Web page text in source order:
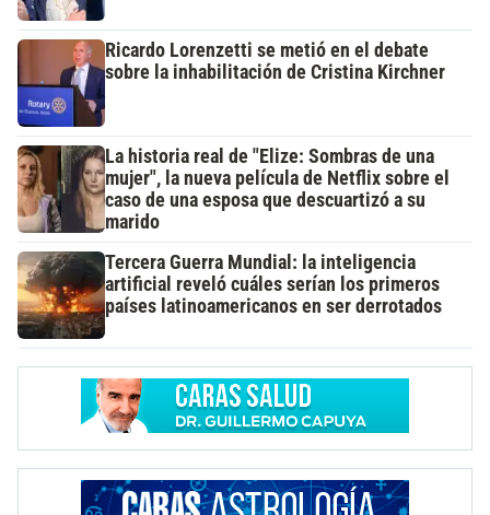
Ricardo Lorenzetti se metió en el debate
sobre la inhabilitación de Cristina Kirchner
La historia real de "Elize: Sombras de una
mujer", la nueva película de Netflix sobre el
caso de una esposa que descuartizó a su
marido
Tercera Guerra Mundial: la inteligencia
artificial reveló cuáles serían los primeros
países latinoamericanos en ser derrotados